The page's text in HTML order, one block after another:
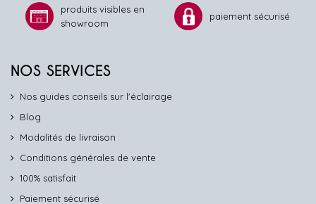
produits visibles en
showroom
paiement sécurisé
NOS SERVICES
Nos guides conseils sur l'éclairage
Blog
Modalités de livraison
Conditions générales de vente
100% satisfait
Paiement sécurisé